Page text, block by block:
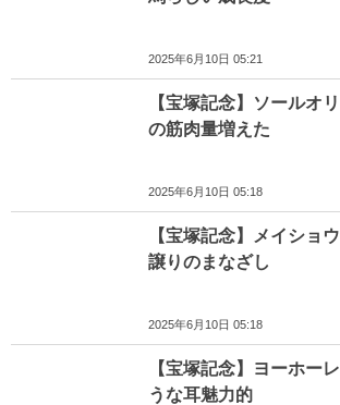
2025年6月10日 05:21
【宝塚記念】ソールオ
の筋肉量増えた
2025年6月10日 05:18
【宝塚記念】メイショ
譲りのまなざし
2025年6月10日 05:18
【宝塚記念】ヨーホー
うな耳魅力的